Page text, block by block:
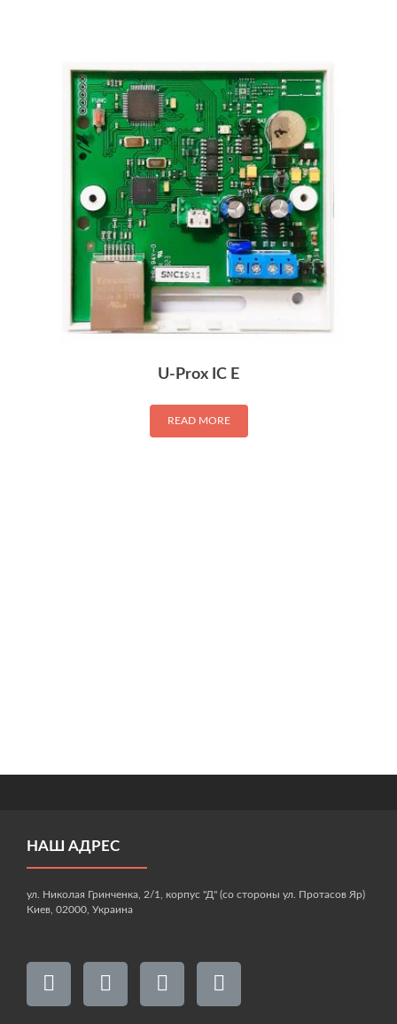
U-Prox IC E
READ MORE
НАШ АДРЕС
ул. Николая Гринченка, 2/1, корпус "Д" (со стороны ул. Протасов Яр)
Киев, 02000, Украина